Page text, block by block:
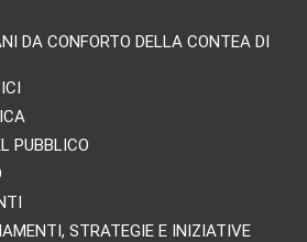
DA CONFORTO DELLA CONTEA DI
PUBBLICO
STRATEGIE E INIZIATIVE